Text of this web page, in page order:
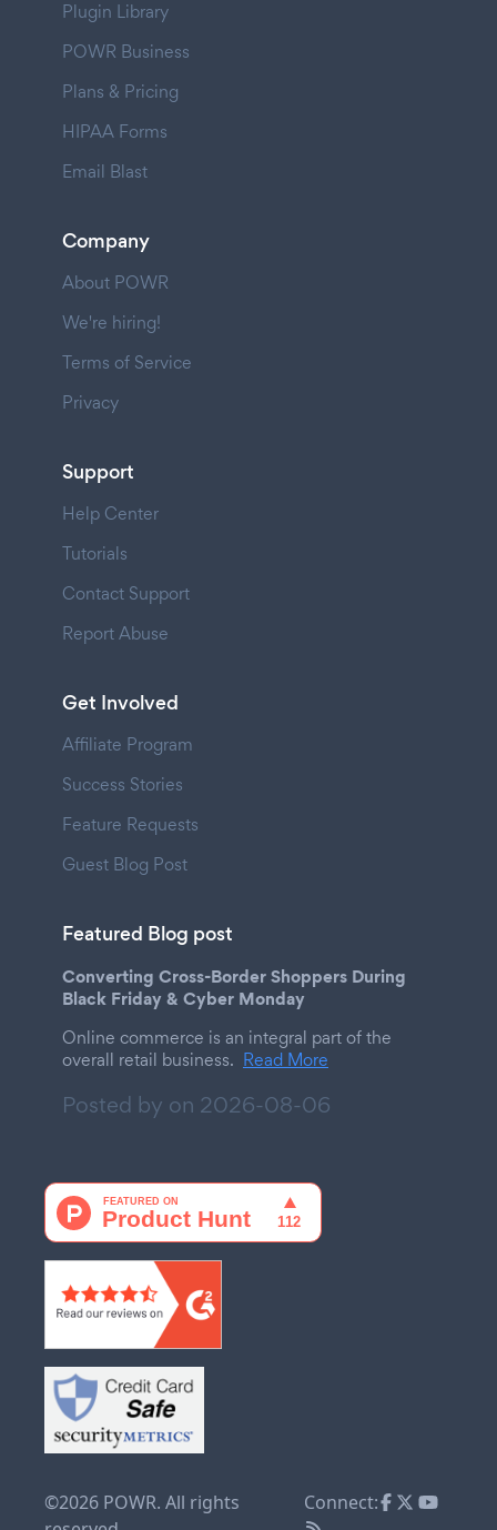
Plugin Library
POWR Business
Plans & Pricing
HIPAA Forms
Email Blast
Company
About POWR
We're hiring!
Terms of Service
Privacy
Support
Help Center
Tutorials
Contact Support
Report Abuse
Get Involved
Affiliate Program
Success Stories
Feature Requests
Guest Blog Post
Featured Blog post
Converting Cross-Border Shoppers During
Black Friday & Cyber Monday
Online commerce is an integral part of the
overall retail business. Read More
Posted by on 2026-08-06
©2026 POWR. All rights
Connect: